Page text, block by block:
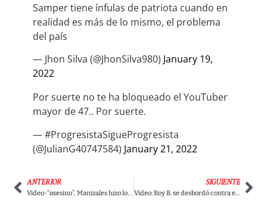
Samper tiene ínfulas de patriota cuando en
realidad es más de lo mismo, el problema
del país
— Jhon Silva (@JhonSilva980) January 19,
2022
Por suerte no te ha bloqueado el YouTuber
mayor de 47.. Por suerte.
— #ProgresistaSigueProgresista
(@JulianG40747584) January 21, 2022
ANTERIOR
Video-“αsesino”, Manizales hizo lo propio y sacó corriendo a Álvaro Uribe
SIGUIENTE
Video: Roy B. se desbordó contra el gobierno y recordó al ‘Ñeñe’ Hernández, memo fantasma y otros.